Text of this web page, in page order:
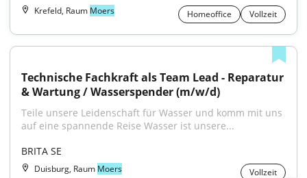
Krefeld, Raum Moers Homeoffice Vollzeit
Technische Fachkraft als Team Lead - Reparatur
& Wartung / Wasserspender (m/w/d)
Teile unsere Leidenschaft für Wasser und komm mit uns
auf eine spannende Reise Wasser ist unsere...
BRITA SE
Duisburg, Raum Moers Vollzeit